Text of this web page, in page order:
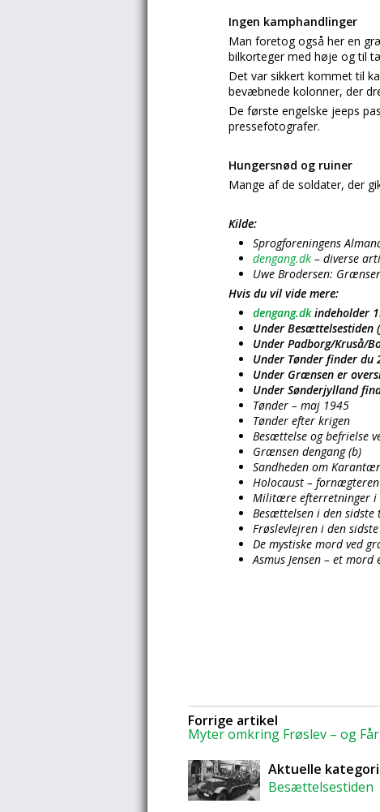
Ingen kamphandlinger
Man foretog også her en
bilkorteger med høje og til
Det var sikkert kommet til
bevæbnede kolonner, der
De første engelske jeeps
pressefotografer.
Hungersnød og ruiner
Mange af de soldater, der
Kilde:
Sprogforeningens
dengang.dk – diverse
Uwe Brodersen:
Hvis du vil vide mere:
dengang.dkindeholder
Under
Under Padborg/Kruså/
Under Tønder finder du
Under Grænsen er
Under Sønderjylland
Tønder – maj 1945
Tønder efter krigen
Besættelse og befrielse
Grænsen dengang (b)
Sandheden om
Holocaust –
Militære efterretninger i
Besættelsen i den sidste
Frøslevlejren i den
De mystiske mord ved
Asmus Jensen – et
Forrige artikel
Myter omkring Frøslev – og
Aktuelle kategori
Besættelsestiden